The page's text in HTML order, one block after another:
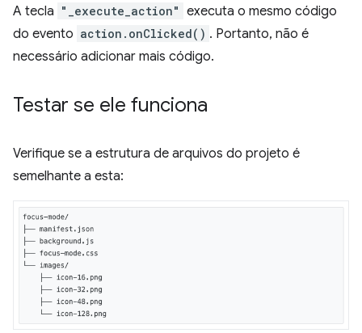
A tecla "_execute_action" executa o mesmo código
do evento action.onClicked() . Portanto, não é
necessário adicionar mais código.
Testar se ele funciona
Verifique se a estrutura de arquivos do projeto é
semelhante a esta: